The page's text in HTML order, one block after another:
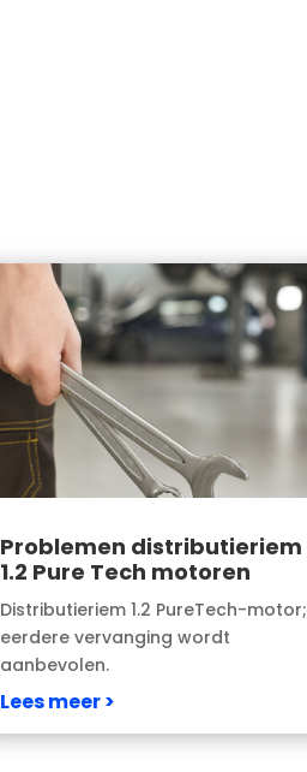
Problemen distributieriem
1.2 Pure Tech motoren
Distributieriem 1.2 PureTech-motor;
eerdere vervanging wordt
aanbevolen.
Lees meer